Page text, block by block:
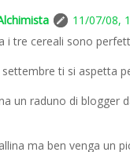
11/07/08,
i tre cereali sono
settembre ti si aspetta
un raduno di blogger
ma ben venga un